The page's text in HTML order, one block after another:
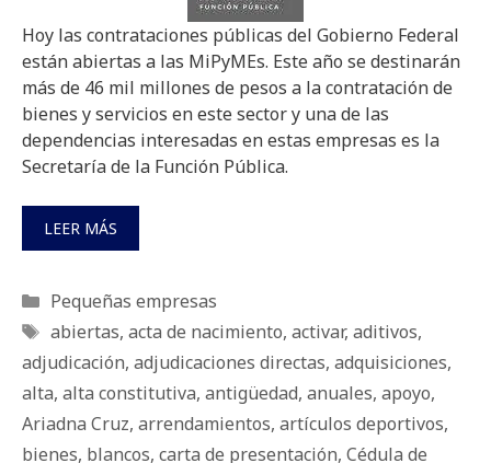
Hoy las contrataciones públicas del Gobierno Federal
están abiertas a las MiPyMEs. Este año se destinarán
más de 46 mil millones de pesos a la contratación de
bienes y servicios en este sector y una de las
dependencias interesadas en estas empresas es la
Secretaría de la Función Pública.
LEER MÁS
Categorías
Pequeñas empresas
Etiquetas
abiertas, acta de nacimiento, activar, aditivos,
adjudicación, adjudicaciones directas, adquisiciones,
alta, alta constitutiva, antigüedad, anuales, apoyo,
Ariadna Cruz, arrendamientos, artículos deportivos,
bienes, blancos, carta de presentación, Cédula de